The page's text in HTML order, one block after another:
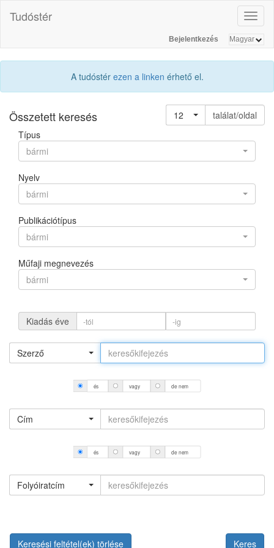
Tudóstér
Bejelentkezés
A tudóstér ezen a linken érhető el.
Összetett keresés 12
találat/oldal
Típus
bármi
Nyelv
bármi
Publikációtípus
bármi
Műfaji megnevezés
bármi
Kiadás éve
Szerző
és vagy de nem
Cím
és vagy de nem
Folyóiratcím
Keresési feltétel(ek) törlése